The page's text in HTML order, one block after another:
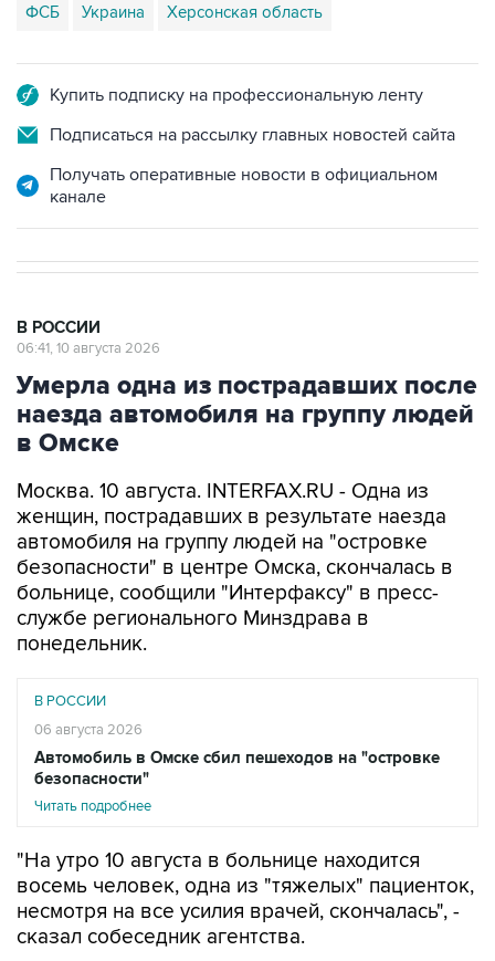
Подписаться на рассылку главных новостей сайта
Получать оперативные новости в официальном
Умерла одна из пострадавших после
наезда автомобиля на группу людей
в Омске
Москва. 10 августа. INTERFAX.RU - Одна из
автомобиля на группу людей на "островке
безопасности" в центре Омска, скончалась в
больнице, сообщили "Интерфаксу" в пресс-
службе регионального Минздрава в
понедельник.
В РОССИИ
Автомобиль в Омске сбил пешеходов на "островке
безопасности"
Читать подробнее
"На утро 10 августа в больнице находится
несмотря на все усилия врачей, скончалась", -
сказал собеседник агентства.
В региональном Минздраве также уточнили,